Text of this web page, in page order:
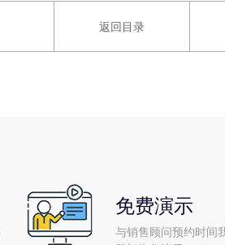
返回目录
免费演示
与销售顾问预约时间